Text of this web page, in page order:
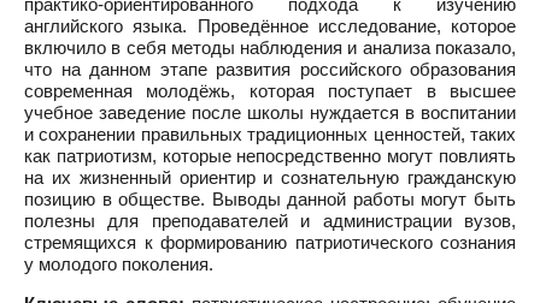
практико-ориентированного подхода к изучению
английского языка. Проведённое исследование, которое
включило в себя методы наблюдения и анализа показало,
что на данном этапе развития российского образования
современная молодёжь, которая поступает в высшее
учебное заведение после школы нуждается в воспитании
и сохранении правильных традиционных ценностей, таких
как патриотизм, которые непосредственно могут повлиять
на их жизненный ориентир и сознательную гражданскую
позицию в обществе. Выводы данной работы могут быть
полезны для преподавателей и администрации вузов,
стремящихся к формированию патриотического сознания
у молодого поколения.